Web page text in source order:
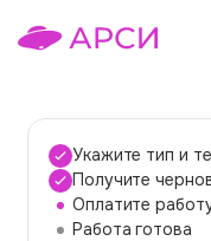
Темы работ
Укажите тип и
Получите
Оплатите
Работа готова